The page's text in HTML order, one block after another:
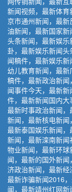
新闻视频，最新体
京市通州新闻，最
油新闻，最新国家
头条新闻，最新娱
卦，最新娱乐新闻
闻稿件，最新娱乐
幼儿教育新闻，最
稿件，最新政治新
闻事件今天，最新
件，最新新闻国内大
最新时事政治新闻
新闻，最新核电新闻
最新泰国娱乐新闻
新闻，最新滦南新
物业新闻，最新环
闻，最新的国外新
济政治新闻，最新经
最新诈骗新闻2016
闻，最新靖州红网新